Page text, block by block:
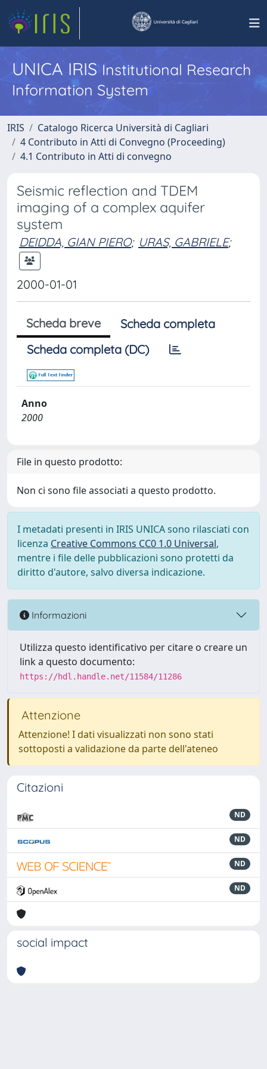
UNICA IRISInstitutional Research
Information System
IRIS
Catalogo Ricerca Università di Cagliari
4 Contributo in Atti di Convegno (Proceeding)
4.1 Contributo in Atti di convegno
Seismic reflection and TDEM
imaging of a complex aquifer
system
DEIDDA, GIAN PIERO; URAS, GABRIELE;
2000-01-01
Scheda breve
Scheda completa
Scheda completa (DC)
Anno
2000
File in questo prodotto:
Non ci sono file associati a questo prodotto.
I metadati presenti in IRIS UNICA sono rilasciati con
licenza Creative Commons CC0 1.0 Universal,
mentre i file delle pubblicazioni sono protetti da
diritto d'autore, salvo diversa indicazione.
Informazioni
Utilizza questo identificativo per citare o creare un
link a questo documento:
https://hdl.handle.net/11584/11286
Attenzione
Attenzione! I dati visualizzati non sono stati
sottoposti a validazione da parte dell'ateneo
Citazioni
ND
ND
ND
ND
social impact